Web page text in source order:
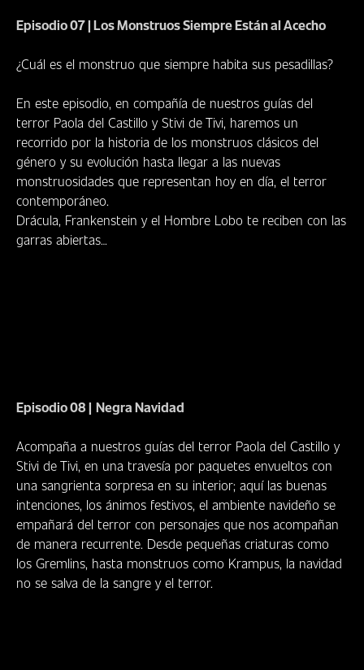
Episodio 07|Los Monstruos Siempre Están al Acecho
¿Cuál es el monstruo que siempre habita sus pesadillas?
En este episodio, en compañía de nuestros guías del
terror Paola del Castillo y Stivi de Tivi, haremos un
recorrido por la historia de los monstruos clásicos del
género y su evolución hasta llegar a las nuevas
monstruosidades que representan hoy en día, el terror
contemporáneo.
Drácula, Frankenstein y el Hombre Lobo te reciben con las
garras abiertas…
Episodio 08| Negra Navidad
Acompaña a nuestros guías del terror Paola del Castillo y
Stivi de Tivi, en una travesía por paquetes envueltos con
una sangrienta sorpresa en su interior; aquí las buenas
intenciones, los ánimos festivos, el ambiente navideño se
empañará del terror con personajes que nos acompañan
de manera recurrente. Desde pequeñas criaturas como
los Gremlins, hasta monstruos como Krampus, la navidad
no se salva de la sangre y el terror.